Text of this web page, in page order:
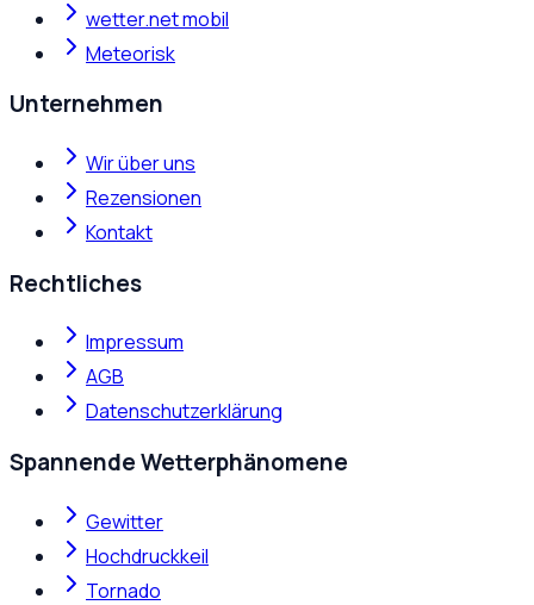
wetter.net mobil
Meteorisk
Unternehmen
Wir über uns
Rezensionen
Kontakt
Rechtliches
Impressum
AGB
Datenschutzerklärung
Spannende Wetterphänomene
Gewitter
Hochdruckkeil
Tornado